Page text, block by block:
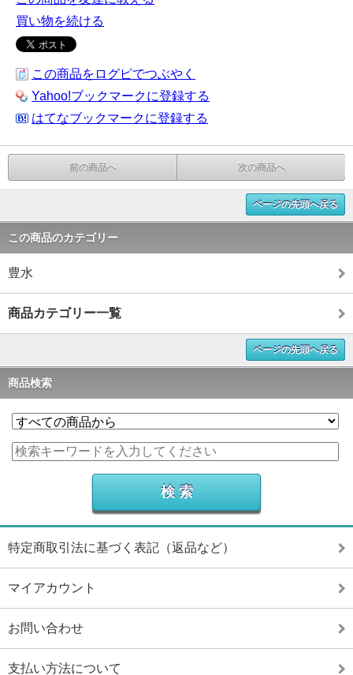
買い物を続ける
この商品をログピでつぶやく
Yahoo!ブックマークに登録する
はてなブックマークに登録する
前の商品へ 次の商品へ
ページの先頭へ戻る
この商品のカテゴリー
豊水
商品カテゴリー一覧
ページの先頭へ戻る
商品検索
特定商取引法に基づく表記（返品など）
マイアカウント
お問い合わせ
支払い方法について